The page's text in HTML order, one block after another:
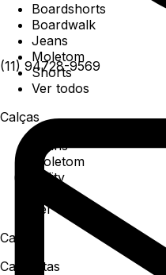
(11) 94728-9569
Boardshorts
Boardwalk
Jeans
Moletom
Shorts
Ver todos
Calças
Jeans
Moletom
Utility
Ver todos
Camisa
Camisetas